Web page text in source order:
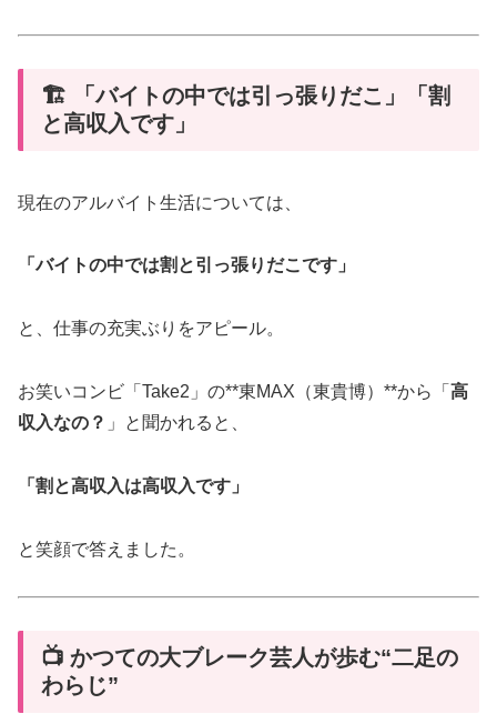
🏗️ 「バイトの中では引っ張りだこ」「割
と高収入です」
現在のアルバイト生活については、
「バイトの中では割と引っ張りだこです」
と、仕事の充実ぶりをアピール。
お笑いコンビ「Take2」の**東MAX（東貴博）**から「 高
収入なの？ 」と聞かれると、
「割と高収入は高収入です」
と笑顔で答えました。
📺 かつての大ブレーク芸人が歩む“二足の
わらじ”